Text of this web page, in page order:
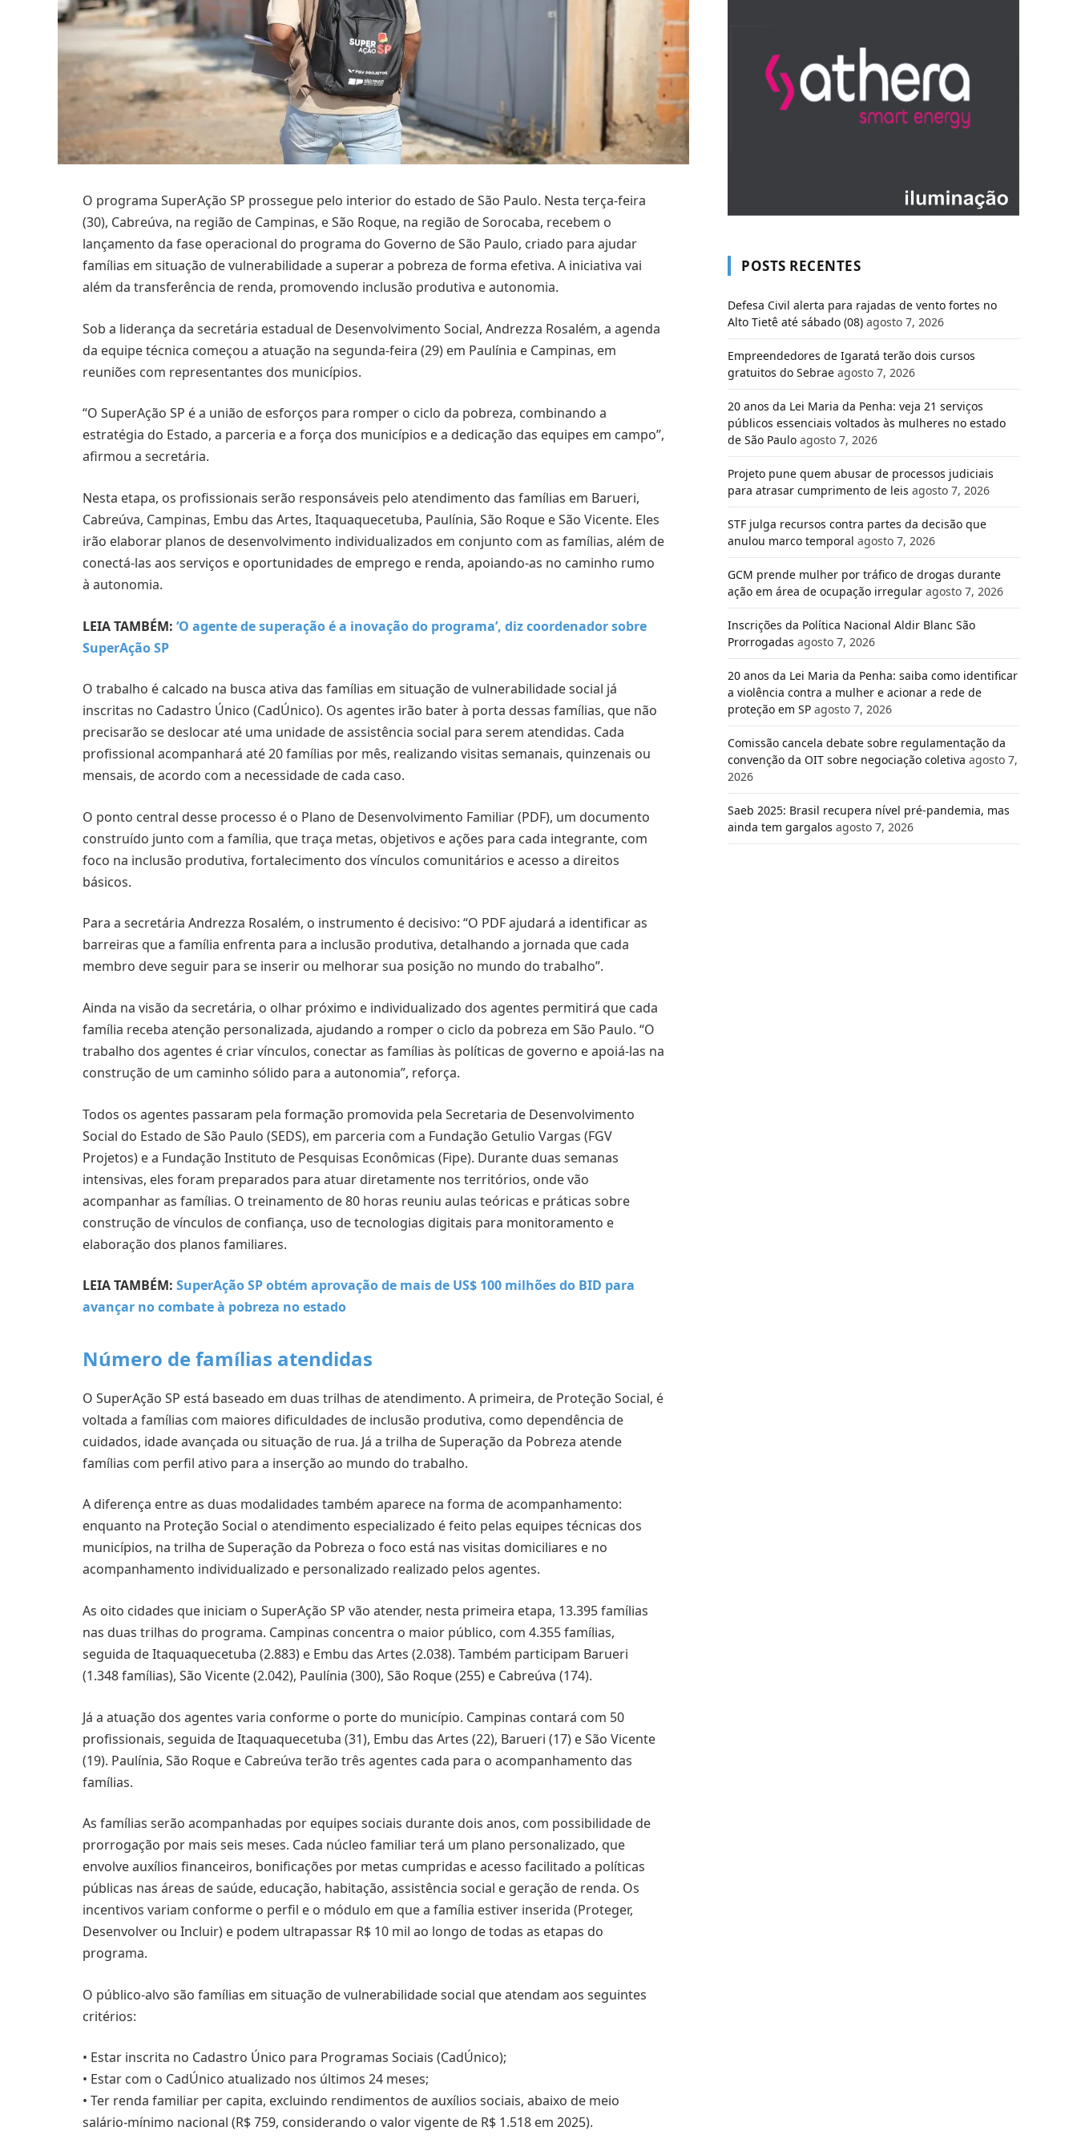
O programa SuperAção SP prossegue pelo interior do estado de São Paulo. Nesta terça-feira
(30), Cabreúva, na região de Campinas, e São Roque, na região de Sorocaba, recebem o
lançamento da fase operacional do programa do Governo de São Paulo, criado para ajudar
famílias em situação de vulnerabilidade a superar a pobreza de forma efetiva. A iniciativa vai
além da transferência de renda, promovendo inclusão produtiva e autonomia.
Sob a liderança da secretária estadual de Desenvolvimento Social, Andrezza Rosalém, a agenda
da equipe técnica começou a atuação na segunda-feira (29) em Paulínia e Campinas, em
reuniões com representantes dos municípios.
“O SuperAção SP é a união de esforços para romper o ciclo da pobreza, combinando a
estratégia do Estado, a parceria e a força dos municípios e a dedicação das equipes em campo”,
afirmou a secretária.
Nesta etapa, os profissionais serão responsáveis pelo atendimento das famílias em Barueri,
Cabreúva, Campinas, Embu das Artes, Itaquaquecetuba, Paulínia, São Roque e São Vicente. Eles
irão elaborar planos de desenvolvimento individualizados em conjunto com as famílias, além de
conectá-las aos serviços e oportunidades de emprego e renda, apoiando-as no caminho rumo
à autonomia.
LEIA TAMBÉM: ‘O agente de superação é a inovação do programa’, diz coordenador sobre
SuperAção SP
O trabalho é calcado na busca ativa das famílias em situação de vulnerabilidade social já
inscritas no Cadastro Único (CadÚnico). Os agentes irão bater à porta dessas famílias, que não
precisarão se deslocar até uma unidade de assistência social para serem atendidas. Cada
profissional acompanhará até 20 famílias por mês, realizando visitas semanais, quinzenais ou
mensais, de acordo com a necessidade de cada caso.
O ponto central desse processo é o Plano de Desenvolvimento Familiar (PDF), um documento
construído junto com a família, que traça metas, objetivos e ações para cada integrante, com
foco na inclusão produtiva, fortalecimento dos vínculos comunitários e acesso a direitos
básicos.
Para a secretária Andrezza Rosalém, o instrumento é decisivo: “O PDF ajudará a identificar as
barreiras que a família enfrenta para a inclusão produtiva, detalhando a jornada que cada
membro deve seguir para se inserir ou melhorar sua posição no mundo do trabalho”.
Ainda na visão da secretária, o olhar próximo e individualizado dos agentes permitirá que cada
família receba atenção personalizada, ajudando a romper o ciclo da pobreza em São Paulo. “O
trabalho dos agentes é criar vínculos, conectar as famílias às políticas de governo e apoiá-las na
construção de um caminho sólido para a autonomia”, reforça.
Todos os agentes passaram pela formação promovida pela Secretaria de Desenvolvimento
Social do Estado de São Paulo (SEDS), em parceria com a Fundação Getulio Vargas (FGV
Projetos) e a Fundação Instituto de Pesquisas Econômicas (Fipe). Durante duas semanas
intensivas, eles foram preparados para atuar diretamente nos territórios, onde vão
acompanhar as famílias. O treinamento de 80 horas reuniu aulas teóricas e práticas sobre
construção de vínculos de confiança, uso de tecnologias digitais para monitoramento e
elaboração dos planos familiares.
LEIA TAMBÉM: SuperAção SP obtém aprovação de mais de US$ 100 milhões do BID para
avançar no combate à pobreza no estado
Número de famílias atendidas
O SuperAção SP está baseado em duas trilhas de atendimento. A primeira, de Proteção Social, é
voltada a famílias com maiores dificuldades de inclusão produtiva, como dependência de
cuidados, idade avançada ou situação de rua. Já a trilha de Superação da Pobreza atende
famílias com perfil ativo para a inserção ao mundo do trabalho.
A diferença entre as duas modalidades também aparece na forma de acompanhamento:
enquanto na Proteção Social o atendimento especializado é feito pelas equipes técnicas dos
municípios, na trilha de Superação da Pobreza o foco está nas visitas domiciliares e no
acompanhamento individualizado e personalizado realizado pelos agentes.
As oito cidades que iniciam o SuperAção SP vão atender, nesta primeira etapa, 13.395 famílias
nas duas trilhas do programa. Campinas concentra o maior público, com 4.355 famílias,
seguida de Itaquaquecetuba (2.883) e Embu das Artes (2.038). Também participam Barueri
(1.348 famílias), São Vicente (2.042), Paulínia (300), São Roque (255) e Cabreúva (174).
Já a atuação dos agentes varia conforme o porte do município. Campinas contará com 50
profissionais, seguida de Itaquaquecetuba (31), Embu das Artes (22), Barueri (17) e São Vicente
(19). Paulínia, São Roque e Cabreúva terão três agentes cada para o acompanhamento das
famílias.
As famílias serão acompanhadas por equipes sociais durante dois anos, com possibilidade de
prorrogação por mais seis meses. Cada núcleo familiar terá um plano personalizado, que
envolve auxílios financeiros, bonificações por metas cumpridas e acesso facilitado a políticas
públicas nas áreas de saúde, educação, habitação, assistência social e geração de renda. Os
incentivos variam conforme o perfil e o módulo em que a família estiver inserida (Proteger,
Desenvolver ou Incluir) e podem ultrapassar R$ 10 mil ao longo de todas as etapas do
programa.
O público-alvo são famílias em situação de vulnerabilidade social que atendam aos seguintes
critérios:
• Estar inscrita no Cadastro Único para Programas Sociais (CadÚnico);
• Estar com o CadÚnico atualizado nos últimos 24 meses;
• Ter renda familiar per capita, excluindo rendimentos de auxílios sociais, abaixo de meio
salário-mínimo nacional (R$ 759, considerando o valor vigente de R$ 1.518 em 2025).
POSTS RECENTES
Defesa Civil alerta para rajadas de vento fortes no
Alto Tietê até sábado (08) agosto 7, 2026
Empreendedores de Igaratá terão dois cursos
gratuitos do Sebrae agosto 7, 2026
20 anos da Lei Maria da Penha: veja 21 serviços
públicos essenciais voltados às mulheres no estado
de São Paulo agosto 7, 2026
Projeto pune quem abusar de processos judiciais
para atrasar cumprimento de leis agosto 7, 2026
STF julga recursos contra partes da decisão que
anulou marco temporal agosto 7, 2026
GCM prende mulher por tráfico de drogas durante
ação em área de ocupação irregular agosto 7, 2026
Inscrições da Política Nacional Aldir Blanc São
Prorrogadas agosto 7, 2026
20 anos da Lei Maria da Penha: saiba como identificar
a violência contra a mulher e acionar a rede de
proteção em SP agosto 7, 2026
Comissão cancela debate sobre regulamentação da
convenção da OIT sobre negociação coletiva agosto 7,
2026
Saeb 2025: Brasil recupera nível pré-pandemia, mas
ainda tem gargalos agosto 7, 2026